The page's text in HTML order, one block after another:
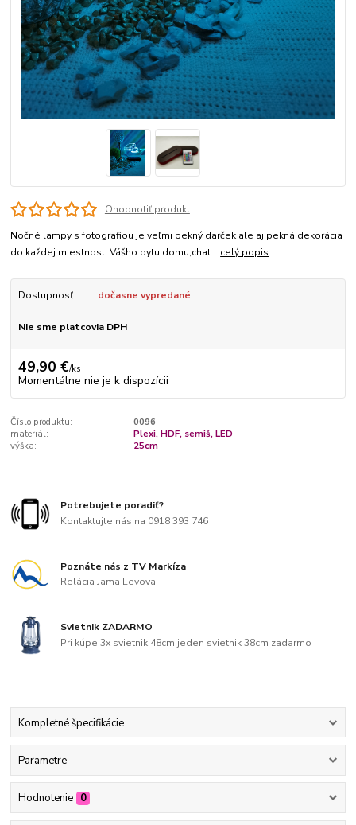
Ohodnotiť produkt
Nočné lampy s fotografiou je veľmi pekný darček ale aj pekná dekorácia
do každej miestnosti Vášho bytu,domu,chat... celý popis
Dostupnosť dočasne vypredané
Nie sme platcovia DPH
49,90 €/ks
Momentálne nie je k dispozícii
Číslo produktu:
0096
materiál:
Plexi, HDF, semiš, LED
výška:
25cm
Potrebujete poradiť?
Kontaktujte nás na 0918 393 746
Poznáte nás z TV Markíza
Relácia Jama Levova
Svietnik ZADARMO
Pri kúpe 3x svietnik 48cm jeden svietnik 38cm zadarmo
Kompletné špecifikácie
Parametre
Hodnotenie 0